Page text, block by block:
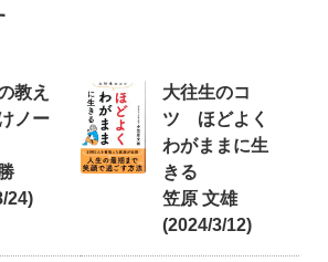
教え
ノー
24)
大往生のコ
ツ ほどよく
わがままに生
きる
笠原 文雄
(2024/3/12)